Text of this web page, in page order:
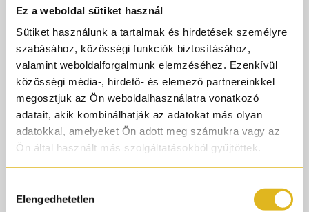
Ez a weboldal sütiket használ
Sütiket használunk a tartalmak és hirdetések személyre
szabásához, közösségi funkciók biztosításához,
valamint weboldalforgalmunk elemzéséhez. Ezenkívül
közösségi média-, hirdető- és elemező partnereinkkel
megosztjuk az Ön weboldalhasználatra vonatkozó
adatait, akik kombinálhatják az adatokat más olyan
adatokkal, amelyeket Ön adott meg számukra vagy az
Ön által használt más szolgáltatásokból gyűjtöttek.
kiválasztása
Elengedhetetlen
#coctailmaracuja
#lattedicherry
#luxusparfum
#nicheparfüm
#niche
#italian
#luxury
#parfüm
♬ Street Confidence - DHDMusic